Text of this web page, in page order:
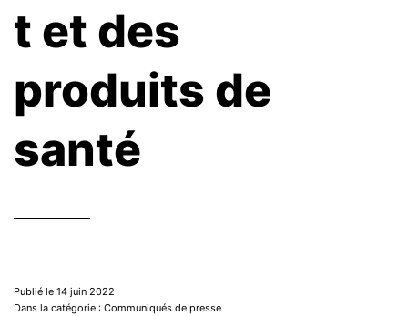
t et des
produits de
santé
Publié le 14 juin 2022
Dans la catégorie : Communiqués de presse